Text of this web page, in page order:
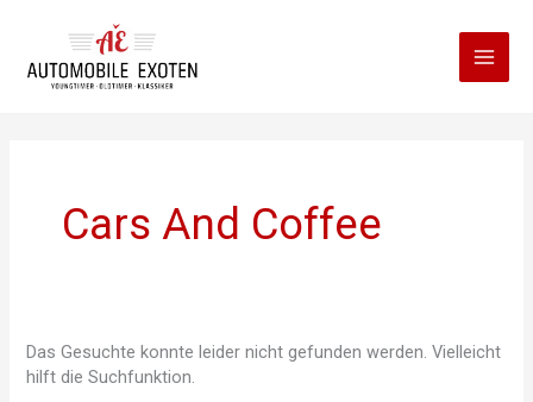
springen
Cars And Coffee
Das Gesuchte konnte leider nicht gefunden werden. Vielleicht
hilft die Suchfunktion.